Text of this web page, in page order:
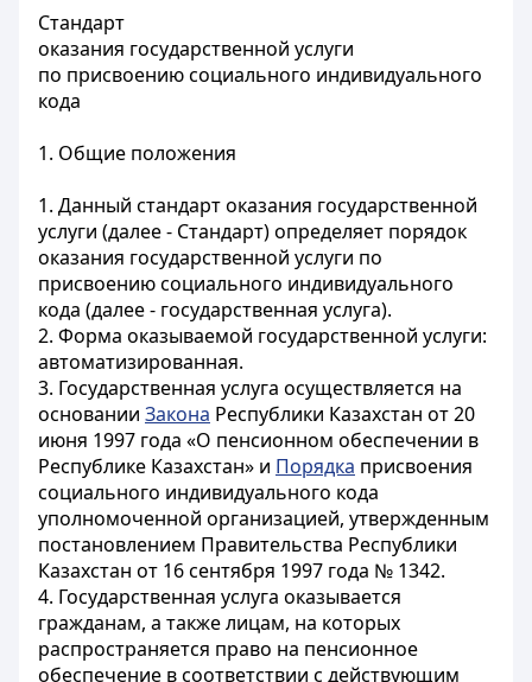
Стандарт
оказания государственной услуги
по присвоению социального индивидуального
кода
1. Общие положения
1. Данный стандарт оказания государственной
услуги (далее - Стандарт) определяет порядок
оказания государственной услуги по
присвоению социального индивидуального
кода (далее - государственная услуга).
2. Форма оказываемой государственной услуги:
автоматизированная.
3. Государственная услуга осуществляется на
основании Закона Республики Казахстан от 20
июня 1997 года «О пенсионном обеспечении в
Республике Казахстан» и Порядка присвоения
социального индивидуального кода
уполномоченной организацией, утвержденным
постановлением Правительства Республики
Казахстан от 16 сентября 1997 года № 1342.
4. Государственная услуга оказывается
гражданам, а также лицам, на которых
распространяется право на пенсионное
обеспечение в соответствии с действующим